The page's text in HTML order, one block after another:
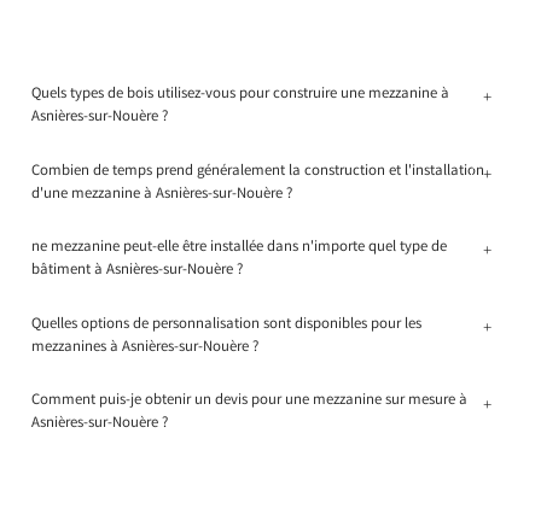
Quels types de bois utilisez-vous pour construire une mezzanine à
Asnières-sur-Nouère ?
+
Combien de temps prend généralement la construction et l'installation
d'une mezzanine à Asnières-sur-Nouère ?
+
ne mezzanine peut-elle être installée dans n'importe quel type de
bâtiment à Asnières-sur-Nouère ?
+
Quelles options de personnalisation sont disponibles pour les
mezzanines à Asnières-sur-Nouère ?
+
Comment puis-je obtenir un devis pour une mezzanine sur mesure à
Asnières-sur-Nouère ?
+